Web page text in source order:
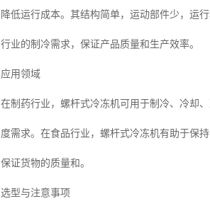
降低运行成本。其结构简单，运动部件少，运
行业的制冷需求，保证产品质量和生产效率。
应用领域
在制药行业，螺杆式冷冻机可用于制冷、冷却
度需求。在食品行业，螺杆式冷冻机有助于保
保证货物的质量和。
选型与注意事项